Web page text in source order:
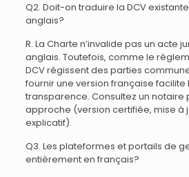
Q2. Doit-on traduire la DCV
anglais?
R. La Charte n’invalide pas un acte
anglais. Toutefois, comme le
DCV régissent des parties
fournir une version française facilite
transparence. Consultez un notaire
approche (version certifiée, mise à
explicatif).
Q3. Les plateformes et portails de
entièrement en français?